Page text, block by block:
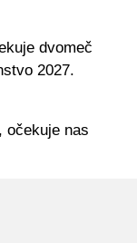
dvomeč
2027.
očekuje nas